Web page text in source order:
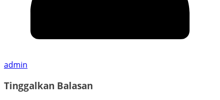
admin
Tinggalkan Balasan